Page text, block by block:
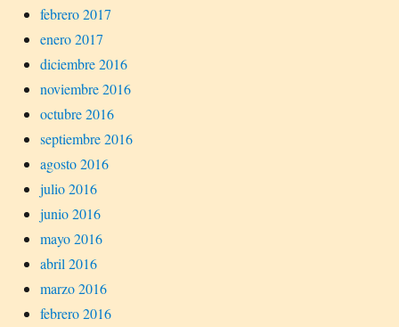
febrero 2017
enero 2017
diciembre 2016
noviembre 2016
octubre 2016
septiembre 2016
agosto 2016
julio 2016
junio 2016
mayo 2016
abril 2016
marzo 2016
febrero 2016